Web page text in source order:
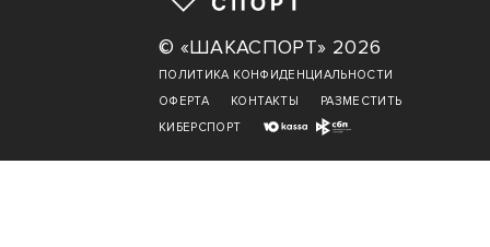
© «ШАКАСПОРТ» 2026
ПОЛИТИКА КОНФИДЕНЦИАЛЬНОСТИ
ОФЕРТА
КОНТАКТЫ
РАЗМЕСТИТЬ
КИБЕРСПОРТ